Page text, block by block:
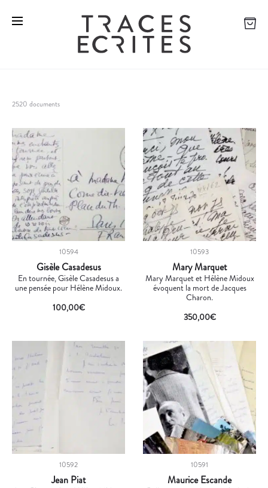
2520 documents
10594
Gisèle Casadesus
En tournée, Gisèle Casadesus a
une pensée pour Hélène Midoux.
100,00€
10593
Mary Marquet
Mary Marquet et Hélène Midoux
évoquent la mort de Jacques
Charon.
350,00€
10592
Jean Piat
10591
Maurice Escande